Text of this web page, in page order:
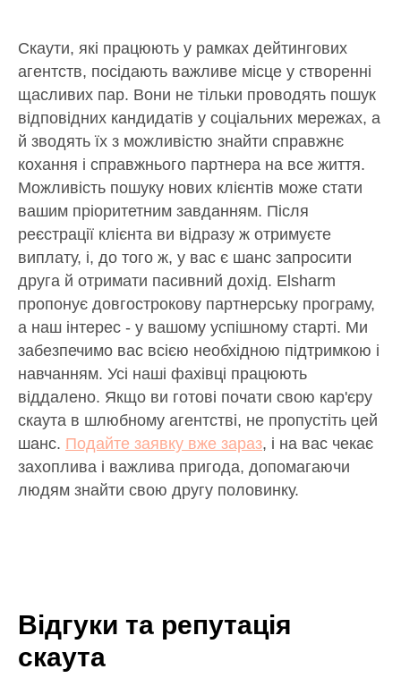
Скаути, які працюють у рамках дейтингових
агентств, посідають важливе місце у створенні
щасливих пар. Вони не тільки проводять пошук
відповідних кандидатів у соціальних мережах, а
й зводять їх з можливістю знайти справжнє
кохання і справжнього партнера на все життя.
Можливість пошуку нових клієнтів може стати
вашим пріоритетним завданням. Після
реєстрації клієнта ви відразу ж отримуєте
виплату, і, до того ж, у вас є шанс запросити
друга й отримати пасивний дохід. Elsharm
пропонує довгострокову партнерську програму,
а наш інтерес - у вашому успішному старті. Ми
забезпечимо вас всією необхідною підтримкою і
навчанням. Усі наші фахівці працюють
віддалено. Якщо ви готові почати свою кар'єру
скаута в шлюбному агентстві, не пропустіть цей
шанс. Подайте заявку вже зараз, і на вас чекає
захоплива і важлива пригода, допомагаючи
людям знайти свою другу половинку.
Відгуки та репутація
скаута